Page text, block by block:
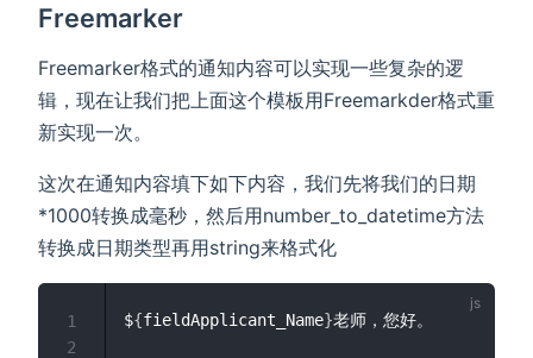
Freemarker
Freemarker格式的通知内容可以实现一些复杂的逻
辑，现在让我们把上面这个模板用Freemarkder格式重
新实现一次。
这次在通知内容填下如下内容，我们先将我们的日期
*1000转换成毫秒，然后用number_to_datetime方法
转换成日期类型再用string来格式化
${fieldApplicant_Name}老师，您好。
1
2